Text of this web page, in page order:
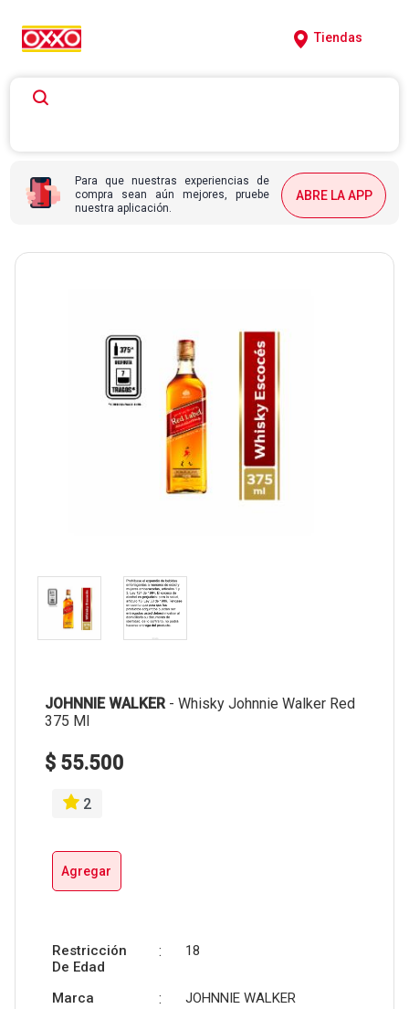
Tiendas
Para que nuestras experiencias de
compra sean aún mejores, pruebe
nuestra aplicación.
ABRE LA APP
JOHNNIE WALKER- Whisky Johnnie Walker Red
375 Ml
$ 55.500
2
Agregar
Restricción
De Edad
: 18
Marca :
JOHNNIE WALKER